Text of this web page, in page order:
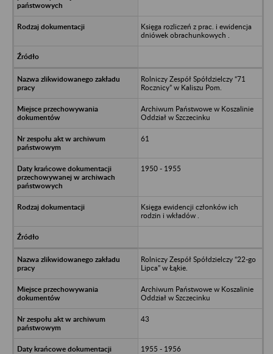
Księga rozliczeń z prac. i ewidencja
dniówek obrachunkowych .
Rolniczy Zespół Spółdzielczy “71
Rocznicy” w Kaliszu Pom.
Archiwum Państwowe w Koszalinie
Oddział w Szczecinku
61
1950 - 1955
Księga ewidencji członków ich
rodzin i wkładów .
Rolniczy Zespół Spółdzielczy “22-go
Lipca” w Łąkie.
Archiwum Państwowe w Koszalinie
Oddział w Szczecinku
43
1955 - 1956